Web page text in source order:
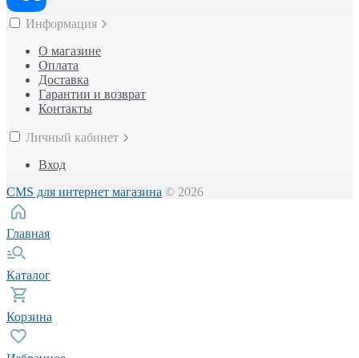
Информация
О магазине
Оплата
Доставка
Гарантии и возврат
Контакты
Личный кабинет
Вход
CMS для интернет магазина © 2026
Главная
Каталог
Корзина